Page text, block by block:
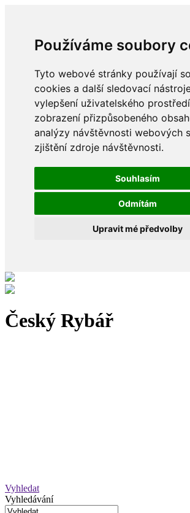
Používáme soubory
Tyto webové stránky používají
cookies a další sledovací
vylepšení uživatelského
zobrazení přizpůsobeného
analýzy návštěvnosti webových
zjištění zdroje návštěvnosti.
Souhlasím
Odmítám
Upravit mé předvolby
Český Rybář
Vyhledat
Vyhledávání